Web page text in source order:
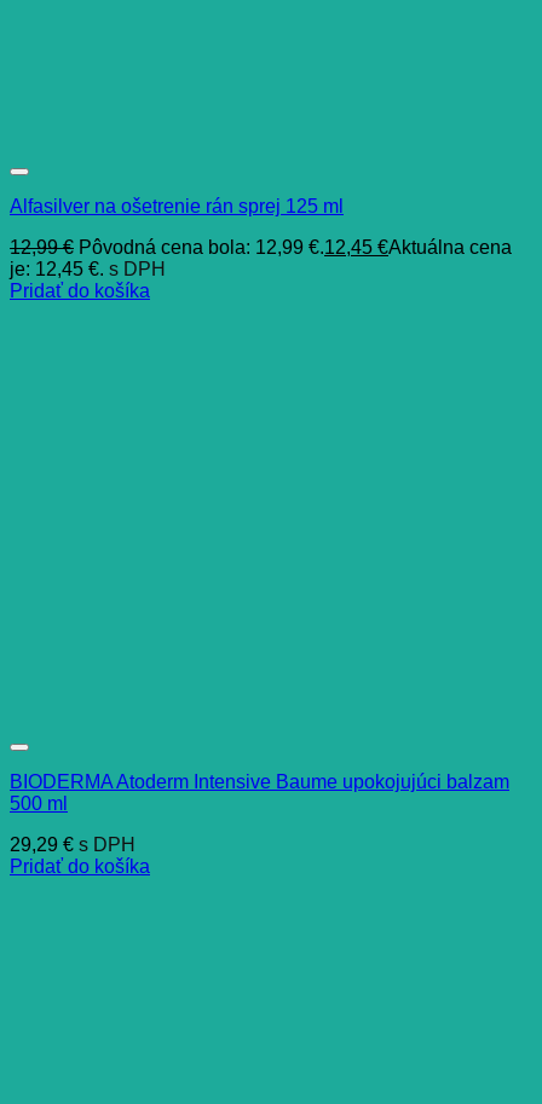
Alfasilver na ošetrenie rán sprej 125 ml
12,99€ Pôvodná cena bola: 12,99 €.12,45 €Aktuálna cena
je: 12,45 €. s DPH
Pridať do košíka
BIODERMA Atoderm Intensive Baume upokojujúci balzam
500 ml
29,29 € s DPH
Pridať do košíka